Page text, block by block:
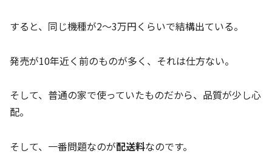
すると、同じ機種が2～3万円くらいで結構出ている。
発売が10年近く前のものが多く、それは仕方ない。
そして、普通の家で使っていたものだから、品質が少し心
配。
そして、一番問題なのが配送料なのです。